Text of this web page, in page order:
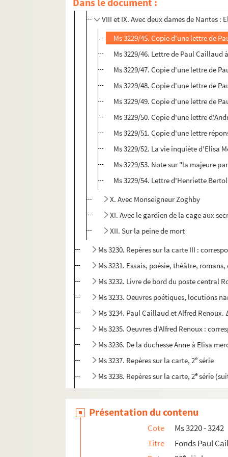
VII.La Cité renaîtra
VIII et IX. Avec deux dames de Nantes :
Ms 3229/45. Copie d'une lettre de
Ms 3229/46. Lettre de Paul Caillaud
Ms 3229/47. Copie d'une lettre de
Ms 3229/48. Copie d'une lettre de
Ms 3229/49. Copie d'une lettre de
Ms 3229/50. Copie d'une lettre
Ms 3229/51. Copie d'une lettre
Ms 3229/52. La vie inquiète d'Elisa
Ms 3229/53. Note sur "la majeure
Ms 3229/54. Lettre d'Henriette
X. Avec Monseigneur Zoghby
XI. Avec le gardien de la cage aux
XII. Sur la peine de mort
Ms 3230. Repères sur la carte III :
Ms 3231. Essais, poésie, théâtre, romans,
Ms 3232. Livre de bord du poste central
Ms 3233. Oeuvres poétiques, locutions
Ms 3234. Paul Caillaud et Alfred Renoux.
Ms 3235. Oeuvres d'Alfred Renoux :
Ms 3236. De la duchesse Anne à Elisa
Ms 3237. Repères sur la carte, 2e série
Ms 3238. Repères sur la carte, 2e série
Ms 3240. Repères sur la carte, 2
Ms 3241. Une vie : I. Sonnets
Ms 3242. Une vie : II. Consonnances diverses
Présentation du contenu
Cote
Ms 3220 - 3242
Titre
Fonds Paul